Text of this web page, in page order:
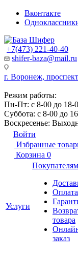
Вконтакте
+7(473) 221-40-40
shifer-baza@mail.ru
г. Воронеж,
Режим работы:
Пн-Пт: с 8-00 до 18-
Суббота: с 8-00 до
Воскресенье:
Войти
Избранные
Корзина 0
Услуги
Покупателям
Оплата
товара
заказ